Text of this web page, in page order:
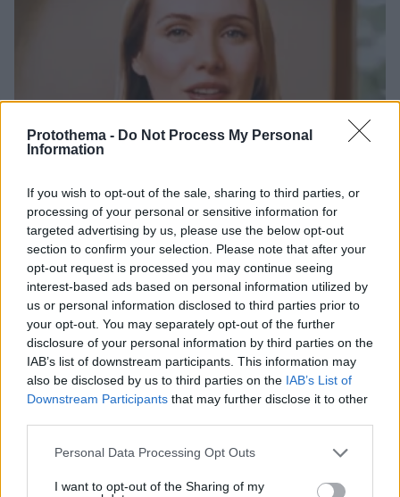
Protothema - Do Not Process My Personal
Information
If you wish to opt-out of the sale, sharing to third parties, or
processing of your personal or sensitive information for
targeted advertising by us, please use the below opt-out
section to confirm your selection. Please note that after your
opt-out request is processed you may continue seeing
interest-based ads based on personal information utilized by
us or personal information disclosed to third parties prior to
your opt-out. You may separately opt-out of the further
disclosure of your personal information by third parties on the
IAB’s list of downstream participants. This information may
also be disclosed by us to third parties on the IAB’s List of
Downstream Participants that may further disclose it to other
Please note that this website/app uses one or more Google
not limited to your visit or usage behaviour. You may click to
Personal Data Processing Opt Outs
I want to opt-out of the Sharing of my
Το DEI College παρουσιάζει τη Sophia. Την πρώτη 24/7
βοηθό AI που αλλάζει τον τρόπο με τον οποίο μαθαίνουν οι
φοιτητές
30.07.2026, 09:33